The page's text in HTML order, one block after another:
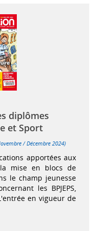
diplômes
et Sport
/ Décembre 2024)
apportées aux
mise en blocs de
le champ jeunesse
les BPJEPS,
L'entrée en vigueur de